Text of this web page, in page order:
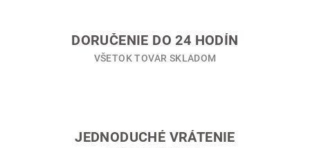
y
v
ý
u
DORUČENIE DO 24 HODÍN
VŠETOK TOVAR SKLADOM
JEDNODUCHÉ VRÁTENIE